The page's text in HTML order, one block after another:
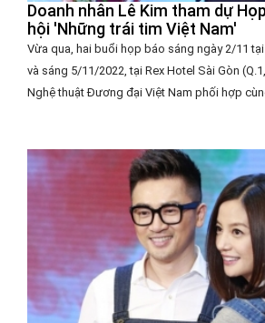
Doanh nhân Lê Kim tham dự
hội 'Những trái tim Việt Nam'
Vừa qua, hai buổi họp báo sáng ngày 2/11
và sáng 5/11/2022, tại Rex Hotel Sài Gòn
Nghệ thuật Đương đại Việt Nam phối hợp